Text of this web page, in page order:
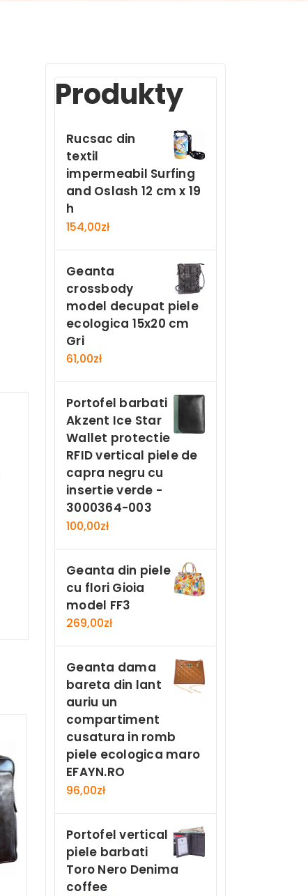
Produkty
Rucsac din
textil
impermeabil Surfing
and Oslash 12 cm x 19
h
154,00zł
Geanta
crossbody
model decupat piele
ecologica 15x20 cm
Gri
61,00zł
Portofel barbati
Akzent Ice Star
Wallet protectie
RFID vertical piele de
capra negru cu
insertie verde -
3000364-003
100,00zł
Geanta din piele
cu flori Gioia
model FF3
269,00zł
Geanta dama
bareta din lant
auriu un
compartiment
cusatura in romb
piele ecologica maro
EFAYN.RO
96,00zł
Portofel vertical
piele barbati
Toro Nero Denima
coffee